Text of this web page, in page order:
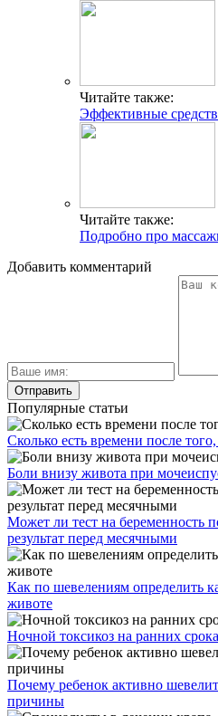
Читайте также:
Эффективные
Читайте также:
Подробно про
Добавить комментарий
Популярные статьи
Сколько есть времени после
Боли внизу живота при
Может ли тест на беременность
результат перед месячными
Как по шевелениям определить
животе
Ночной токсикоз на ранних
Почему ребенок активно
причины